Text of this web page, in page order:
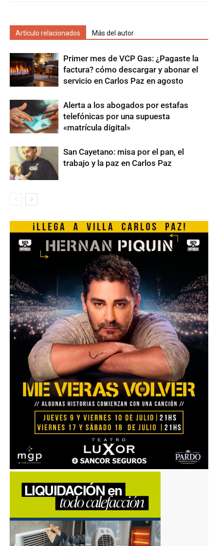
Artículo relacionados Más del autor
Primer mes de VCP Gas: ¿Pagaste la
factura? cómo descargar y abonar el
servicio en Carlos Paz en agosto
Alerta a los abogados por estafas
telefónicas por una supuesta
«matrícula digital»
San Cayetano: misa por el pan, el
trabajo y la paz en Carlos Paz